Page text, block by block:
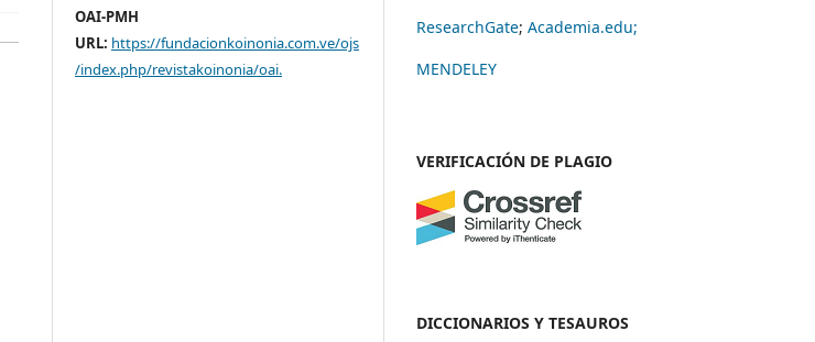
OAI-PMH
URL: https://fundacionkoinonia.com.ve/ojs
/index.php/revistakoinonia/oai.
ResearchGate; Academia.edu;
MENDELEY
VERIFICACIÓN DE PLAGIO
DICCIONARIOS Y TESAUROS